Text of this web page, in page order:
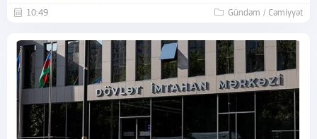
10:49 Gündəm / Cəmiyyət